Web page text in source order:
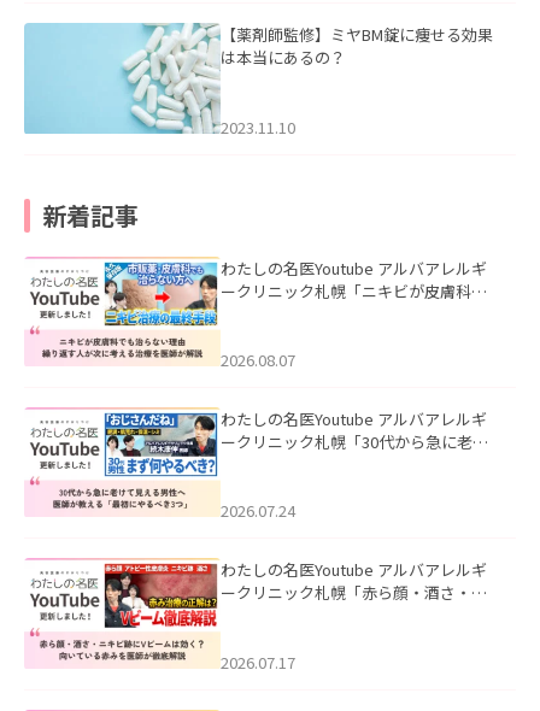
【薬剤師監修】ミヤBM錠に痩せる効果
は本当にあるの？
2023.11.10
新着記事
わたしの名医Youtube アルバアレルギ
ークリニック札幌「ニキビが皮膚科で
ました。
2026.08.07
わたしの名医Youtube アルバアレルギ
ークリニック札幌「30代から急に老け
た。
2026.07.24
わたしの名医Youtube アルバアレルギ
ークリニック札幌「赤ら顔・酒さ・ニ
した。
2026.07.17